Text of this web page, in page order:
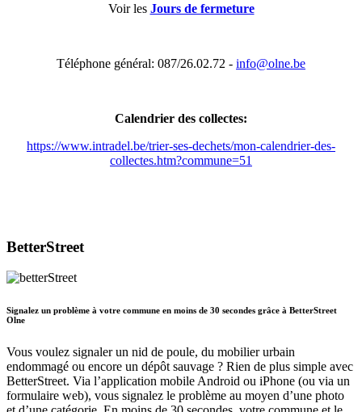
Voir les Jours de fermeture
Téléphone général: 087/26.02.72 - info@olne.be
Calendrier des collectes:
https://www.intradel.be/trier-ses-dechets/mon-calendrier-des-
collectes.htm?commune=51
BetterStreet
Signalez un problème à votre commune en moins de 30 secondes grâce à BetterStreet
Olne
Vous voulez signaler un nid de poule, du mobilier urbain
endommagé ou encore un dépôt sauvage ? Rien de plus simple avec
BetterStreet. Via l’application mobile Android ou iPhone (ou via un
formulaire web), vous signalez le problème au moyen d’une photo